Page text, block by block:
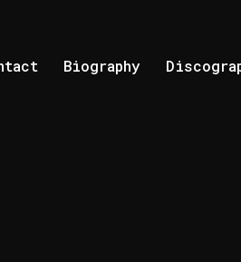
Biography